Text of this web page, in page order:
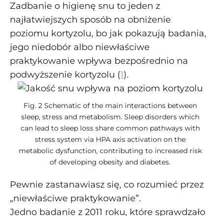
Zadbanie o higienę snu to jeden z
najłatwiejszych sposób na obniżenie
poziomu kortyzolu, bo jak pokazują badania,
jego niedobór albo niewłaściwe
praktykowanie wpływa bezpośrednio na
podwyższenie kortyzolu (1).
Fig. 2 Schematic of the main interactions between
sleep, stress and metabolism. Sleep disorders which
can lead to sleep loss share common pathways with
stress system via HPA axis activation on the
metabolic dysfunction, contributing to increased risk
of developing obesity and diabetes.
Pewnie zastanawiasz się, co rozumieć przez
„niewłaściwe praktykowanie”.
Jedno badanie z 2011 roku, które sprawdzało